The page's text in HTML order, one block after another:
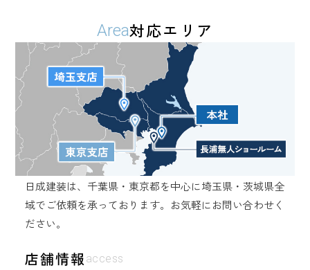
Area対応エリア
日成建装は、千葉県・東京都を中心に埼玉県・茨城県全
域でご依頼を承っております。 お気軽にお問い合わせく
ださい。
店舗情報access